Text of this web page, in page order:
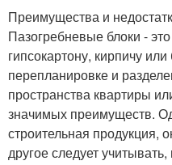
Преимущества и
Пазогребневые блоки -
гипсокартону, кирпичу
перепланировке и
пространства квартиры
значимых преимуществ.
строительная продукция,
другое следует